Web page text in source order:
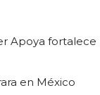
Apoya fortalece
en México